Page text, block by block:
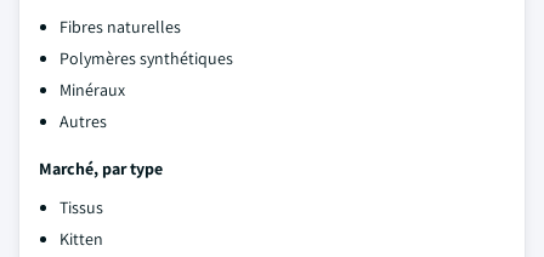
Fibres naturelles
Polymères synthétiques
Minéraux
Autres
Marché, par type
Tissus
Kitten